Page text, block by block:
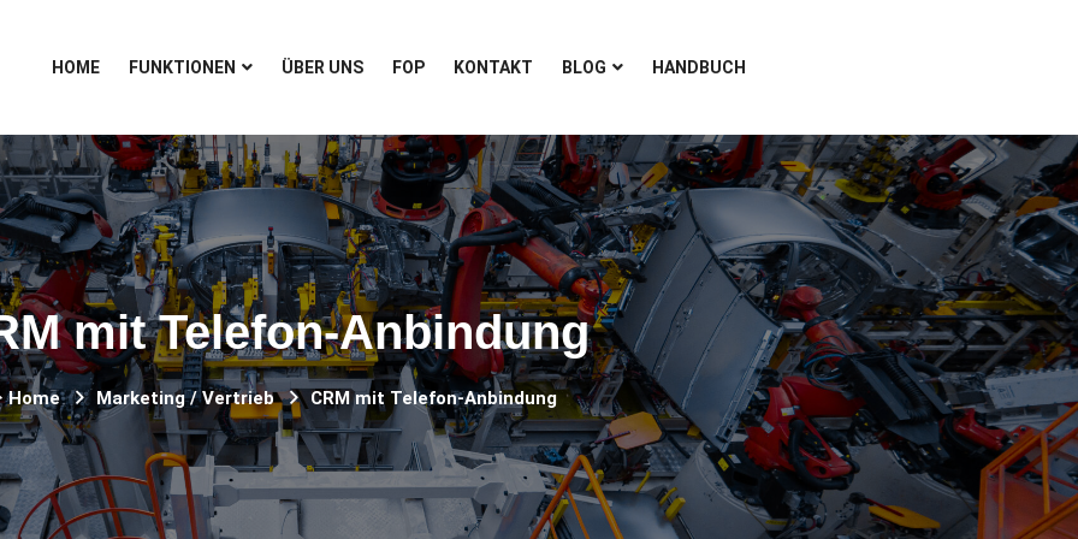
HOME FUNKTIONEN ÜBER UNS FOP KONTAKT BLOG HANDBUCH
mit Telefon-Anbindung
Home Marketing / Vertrieb CRM mit Telefon-Anbindung